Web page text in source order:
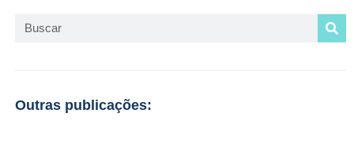
Outras publicações: